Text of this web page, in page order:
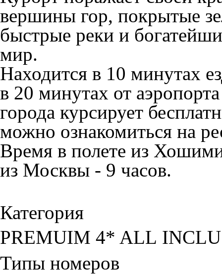
вершины гор, покрытые
быстрые реки и
мир.
Находится в 10 минутах
в 20 минутах от
города курсирует
можно ознакомиться на
Время в полете из
из Москвы - 9 часов.
Категория
PREMUIM 4* ALL
Типы номеров